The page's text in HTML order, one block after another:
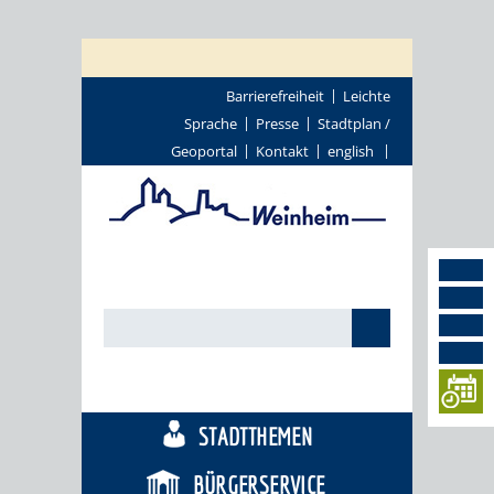
Barrierefreiheit
Leichte
Sprache
Presse
Stadtplan /
Geoportal
Kontakt english
STADTTHEMEN
BÜRGERSERVICE